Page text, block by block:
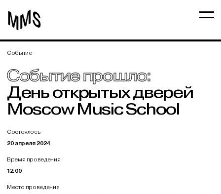
Событие
Событие прошло:
День открытых дверей
Moscow Music School
Состоялось
20 апреля 2024
Время проведения
12:00
Место проведения